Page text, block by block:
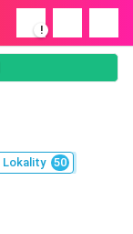
!
Lokality 50